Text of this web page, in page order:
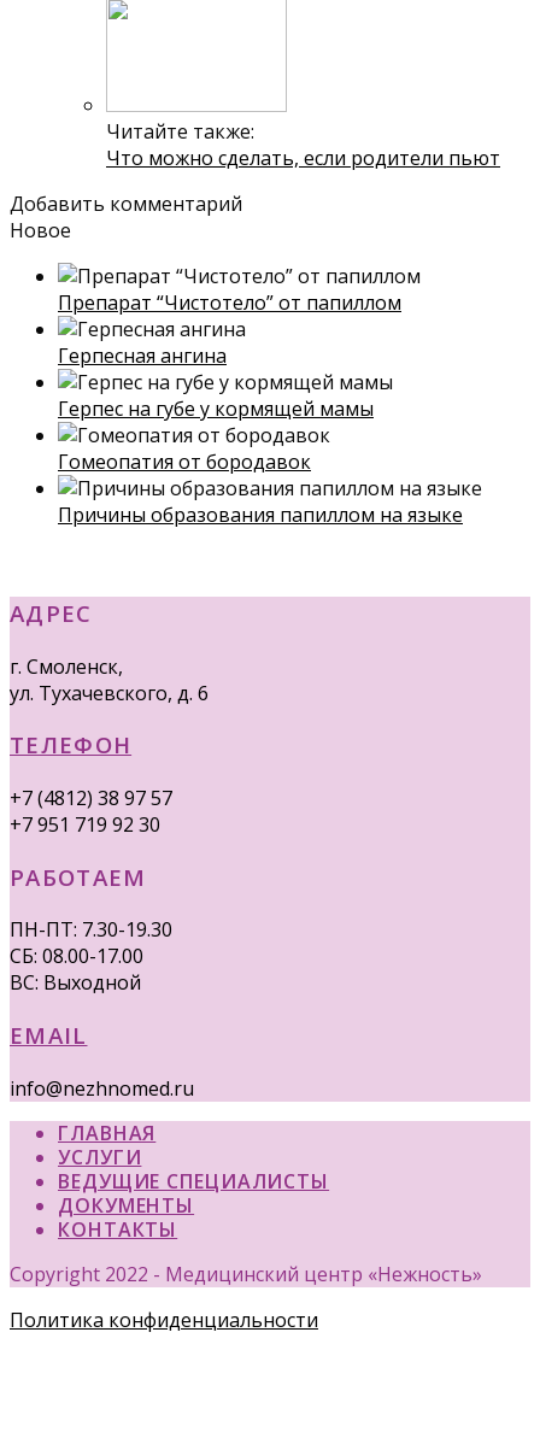
Читайте также:
Что можно сделать, если родители пьют
Добавить комментарий
Новое
Препарат “Чистотело” от папиллом
Герпесная ангина
Герпес на губе у кормящей мамы
Гомеопатия от бородавок
Причины образования папиллом на языке
АДРЕС
г. Смоленск,
ул. Тухачевского, д. 6
ТЕЛЕФОН
+7 (4812) 38 97 57
+7 951 719 92 30
РАБОТАЕМ
ПН-ПТ: 7.30-19.30
СБ: 08.00-17.00
ВС: Выходной
EMAIL
info@nezhnomed.ru
ГЛАВНАЯ
УСЛУГИ
ВЕДУЩИЕ СПЕЦИАЛИСТЫ
ДОКУМЕНТЫ
КОНТАКТЫ
Copyright 2022 - Медицинский центр «Нежность»
Политика конфиденциальности